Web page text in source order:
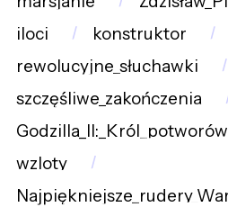
iloci
konstruktor
rewolucyjne_słuchawki
szczęśliwe_zakończenia
Godzilla_II:_Król_potworów
wzloty